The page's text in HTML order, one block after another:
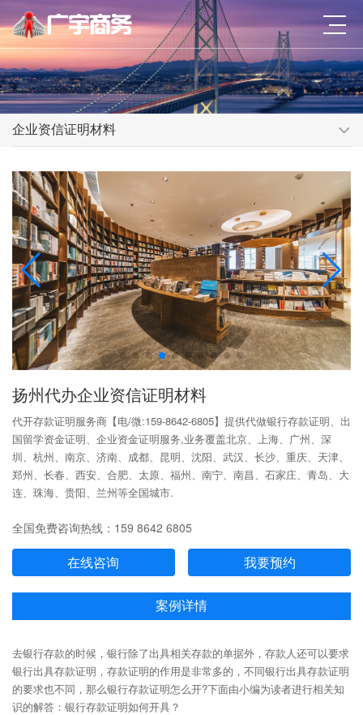
企业资信证明材料
扬州代办企业资信证明材料
代开存款证明服务商【电/微:159-8642-6805】提供代做银行存款证明、出
国留学资金证明、企业资金证明服务,业务覆盖北京、上海、广州、深
圳、杭州、南京、济南、成都、昆明、沈阳、武汉、长沙、重庆、天津、
郑州、长春、西安、合肥、太原、福州、南宁、南昌、石家庄、青岛、大
连、珠海、贵阳、兰州等全国城市.
全国免费咨询热线：159 8642 6805
在线咨询 我要预约
案例详情
去银行存款的时候，银行除了出具相关存款的单据外，存款人还可以要求
银行出具存款证明，存款证明的作用是非常多的，不同银行出具存款证明
的要求也不同，那么银行存款证明怎么开?下面由小编为读者进行相关知
识的解答：银行存款证明如何开具？